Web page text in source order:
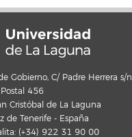
Gobierno, C/ Padre Herrera s/n
456
Cristóbal de La Laguna
de Tenerife - España
(+34) 922 31 90 00